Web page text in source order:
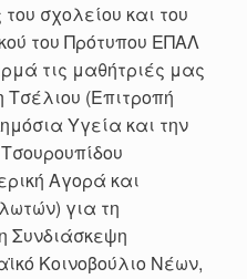
σχολείου και του
του Πρότυπου ΕΠΑΛ
τις μαθήτριές μας
Τσέλιου (Επιτροπή
Υγεία και την
Αγορά και
για τη
Συνδιάσκεψη
Κοινοβούλιο Νέων,